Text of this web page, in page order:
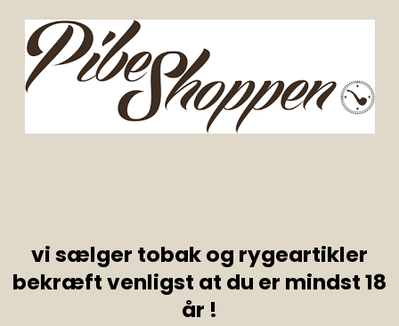
vi sælger tobak og rygeartikler
bekræft venligst at du er mindst 18
år !